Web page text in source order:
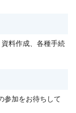
料作成、各種手続
参加をお待ちして